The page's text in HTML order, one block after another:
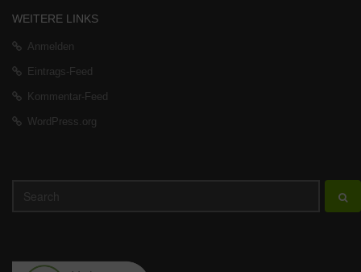
WEITERE LINKS
Anmelden
Eintrags-Feed
Kommentar-Feed
WordPress.org